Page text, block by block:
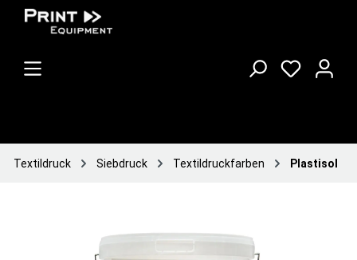
Textildruck Siebdruck Textildruckfarben Plastisol